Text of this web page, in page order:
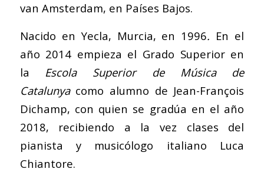
van Amsterdam, en Países Bajos.
Nacido en Yecla, Murcia, en 1996. En el
año 2014 empieza el Grado Superior en
la Escola Superior de Música de
Catalunyacomo alumno de Jean-François
Dichamp, con quien se gradúa en el año
2018, recibiendo a la vez clases del
pianista y musicólogo italiano Luca
Chiantore.